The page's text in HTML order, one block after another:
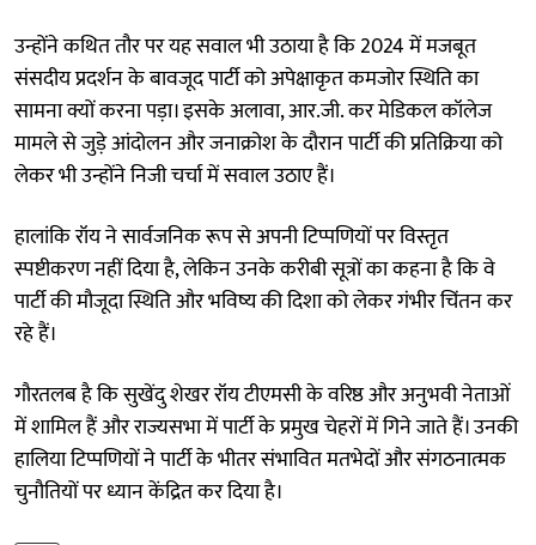
उन्होंने कथित तौर पर यह सवाल भी उठाया है कि 2024 में मजबूत
संसदीय प्रदर्शन के बावजूद पार्टी को अपेक्षाकृत कमजोर स्थिति का
सामना क्यों करना पड़ा। इसके अलावा, आर.जी. कर मेडिकल कॉलेज
मामले से जुड़े आंदोलन और जनाक्रोश के दौरान पार्टी की प्रतिक्रिया को
लेकर भी उन्होंने निजी चर्चा में सवाल उठाए हैं।
हालांकि रॉय ने सार्वजनिक रूप से अपनी टिप्पणियों पर विस्तृत
स्पष्टीकरण नहीं दिया है, लेकिन उनके करीबी सूत्रों का कहना है कि वे
पार्टी की मौजूदा स्थिति और भविष्य की दिशा को लेकर गंभीर चिंतन कर
रहे हैं।
गौरतलब है कि सुखेंदु शेखर रॉय टीएमसी के वरिष्ठ और अनुभवी नेताओं
में शामिल हैं और राज्यसभा में पार्टी के प्रमुख चेहरों में गिने जाते हैं। उनकी
हालिया टिप्पणियों ने पार्टी के भीतर संभावित मतभेदों और संगठनात्मक
चुनौतियों पर ध्यान केंद्रित कर दिया है।